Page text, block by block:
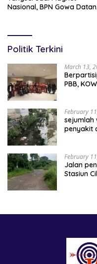
Nasional, BPN Gowa
Politik Terkini
March 13,
PBB,
February
penyakit
February
Jalan
Stasiun